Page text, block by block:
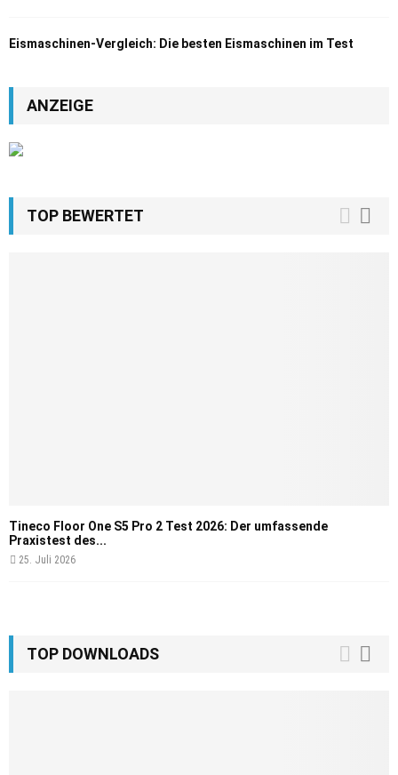
Eismaschinen-Vergleich: Die besten Eismaschinen im Test
ANZEIGE
TOP BEWERTET
Tineco Floor One S5 Pro 2 Test 2026: Der umfassende
Praxistest des...
25. Juli 2026
TOP DOWNLOADS